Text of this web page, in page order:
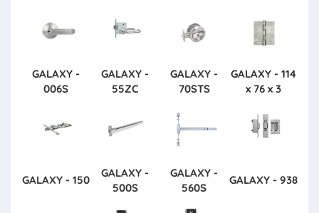
GALAXY -
006S
GALAXY -
55ZC
GALAXY -
70STS
GALAXY - 114
x 76 x 3
GALAXY - 150
GALAXY -
500S
GALAXY -
560S
GALAXY - 938